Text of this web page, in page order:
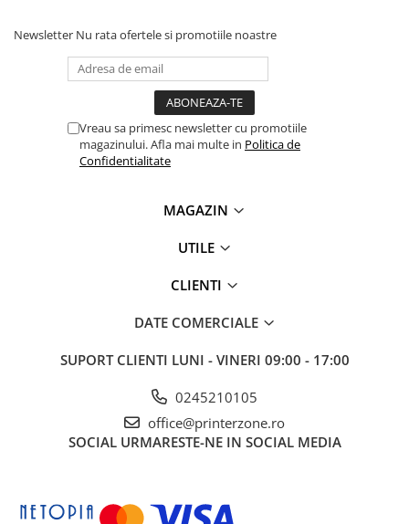
SSD-uri interne
Hard disk-uri interne
Coolere CPU
Placi captura
Newsletter Nu rata ofertele si promotiile noastre
Vreau sa primesc newsletter cu promotiile
magazinului. Afla mai multe in Politica de
Confidentialitate
MAGAZIN
UTILE
CLIENTI
DATE COMERCIALE
SUPORT CLIENTI LUNI - VINERI 09:00 - 17:00
0245210105
office@printerzone.ro
SOCIAL URMARESTE-NE IN SOCIAL MEDIA